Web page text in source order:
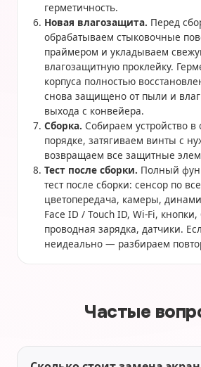
герметичность.
Новая влагозащита. Перед
обрабатываем стыковочные
праймером и укладываем
влагозащитную проклейку.
корпуса полностью
снова защищено от пыли и
выхода с конвейера.
Сборка. Собираем устройство в
порядке, затягиваем винты с
возвращаем все защитные
Тест после сборки. Полный
тест после сборки: сенсор по
цветопередача, камеры,
Face ID / Touch ID, Wi-Fi,
проводная зарядка, датчики.
неидеально — разбираем
Частые